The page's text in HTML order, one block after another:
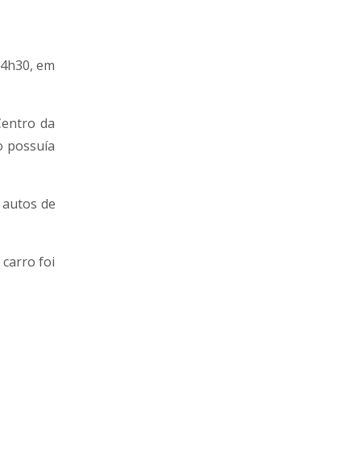
em
da
possuía
de
carro foi